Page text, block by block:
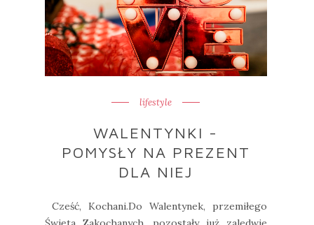
lifestyle
WALENTYNKI -
POMYSŁY NA PREZENT
DLA NIEJ
Cześć, Kochani.Do Walentynek, przemiłego